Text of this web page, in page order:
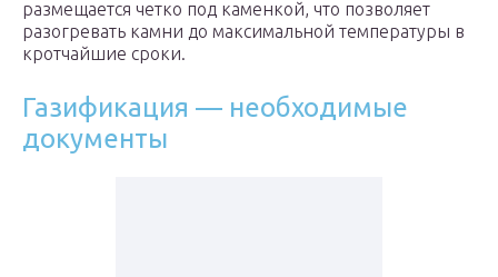
размещается четко под каменкой, что позволяет
разогревать камни до максимальной температуры в
кротчайшие сроки.
Газификация — необходимые
документы